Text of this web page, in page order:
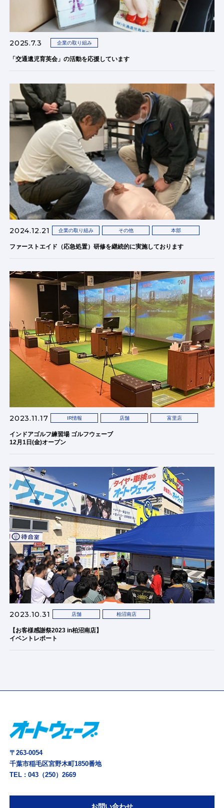
2025.7.3 企業の取り組み
「交通遺児育英会」の活動を応援しています
2024.12.21 企業の取り組み その他 本部
ファーストエイド（応急処置）研修を継続的に実施しております
2023.11.17 IR情報 店舗 富里店
インドアゴルフ練習場 ゴルフウェーブ
12月1日(金)オープン
2023.10.31 店舗 柏沼南店
【お客様感謝祭2023 in柏沼南店】
イベントレポート
〒263-0054
千葉市稲毛区宮野木町1850番地
TEL :043（250）2669